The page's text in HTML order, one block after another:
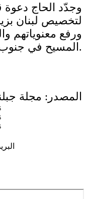
وجدّد الحاج دعوة
لتخصيص لبنان
ورفع معنوياتهم
المسيح في جنوب لبنان.
المصدر: مجلة